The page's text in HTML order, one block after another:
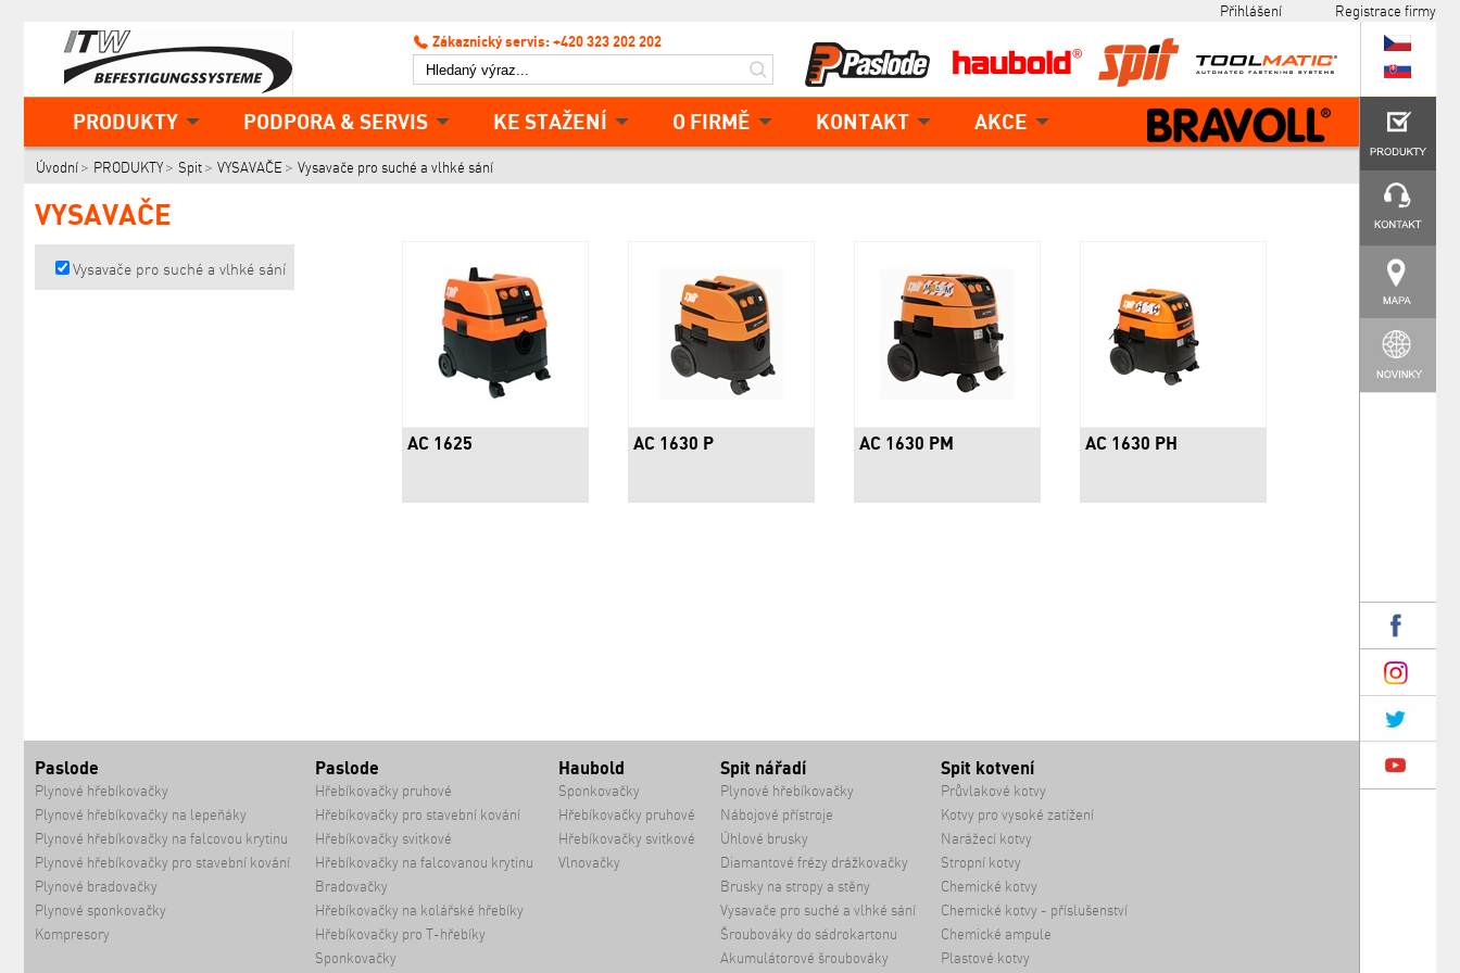
PRODUKTY PODPORA & SERVIS KE STAŽENÍ O FIRMĚ KONTAKT AKCE
Přihlášení
Registrace firmy
Zákaznický servis: +420 323 202 202
Úvodní PRODUKTY Spit VYSAVAČE Vysavače pro suché a vlhké sání
VYSAVAČE
Vysavače pro suché a vlhké sání
AC 1625 AC 1630 P AC 1630 PM AC 1630 PH
Paslode
Plynové hřebíkovačky
Plynové hřebíkovačky na lepeňáky
Plynové hřebíkovačky na falcovou krytinu
Plynové hřebíkovačky pro stavební kování
Plynové bradovačky
Plynové sponkovačky
Kompresory
Paslode
Hřebíkovačky pruhové
Hřebíkovačky pro stavební kování
Hřebíkovačky svitkové
Hřebíkovačky na falcovanou krytinu
Bradovačky
Hřebíkovačky na kolářské hřebíky
Hřebíkovačky pro T-hřebíky
Sponkovačky
Haubold
Sponkovačky
Hřebíkovačky pruhové
Hřebíkovačky svitkové
Vlnovačky
Spit nářadí
Plynové hřebíkovačky
Nábojové přístroje
Úhlové brusky
Diamantové frézy drážkovačky
Brusky na stropy a stěny
Vysavače pro suché a vlhké sání
Šroubováky do sádrokartonu
Akumulátorové šroubováky
Spit kotvení
Průvlakové kotvy
Kotvy pro vysoké zatížení
Narážecí kotvy
Stropní kotvy
Chemické kotvy
Chemické kotvy - příslušenství
Chemické ampule
Plastové kotvy